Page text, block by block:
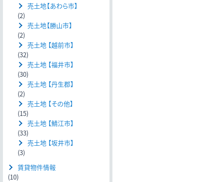
売土地【あわら市】
(2)
売土地【勝山市】
(2)
売土地 【越前市】
(32)
売土地 【福井市】
(30)
売土地 【丹生郡】
(2)
売土地 【その他】
(15)
売土地 【鯖江市】
(33)
売土地 【坂井市】
(3)
賃貸物件情報
(10)